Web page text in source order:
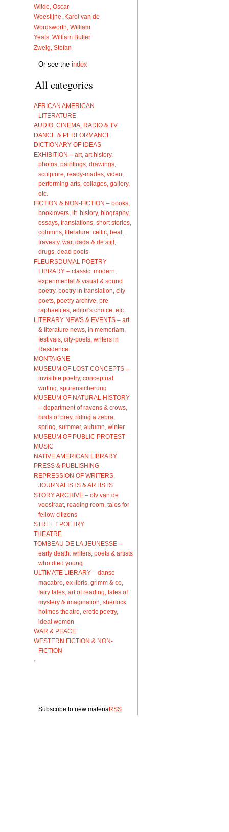
Wilde, Oscar
Woestijne, Karel van de
Wordsworth, William
Yeats, William Butler
Zweig, Stefan
Or see the index
All categories
AFRICAN AMERICAN
LITERATURE
AUDIO, CINEMA, RADIO & TV
DANCE & PERFORMANCE
DICTIONARY OF IDEAS
EXHIBITION – art, art history,
photos, paintings, drawings,
sculpture, ready-mades, video,
performing arts, collages, gallery,
etc.
FICTION & NON-FICTION – books,
booklovers, lit. history, biography,
essays, translations, short stories,
columns, literature: celtic, beat,
travesty, war, dada & de stijl,
drugs, dead poets
FLEURSDUMAL POETRY
LIBRARY – classic, modern,
experimental & visual & sound
poetry, poetry in translation, city
poets, poetry archive, pre-
raphaelites, editor's choice, etc.
LITERARY NEWS & EVENTS – art
& literature news, in memoriam,
festivals, city-poets, writers in
Residence
MONTAIGNE
MUSEUM OF LOST CONCEPTS –
invisible poetry, conceptual
writing, spurensicherung
MUSEUM OF NATURAL HISTORY
– department of ravens & crows,
birds of prey, riding a zebra,
spring, summer, autumn, winter
MUSEUM OF PUBLIC PROTEST
MUSIC
NATIVE AMERICAN LIBRARY
PRESS & PUBLISHING
REPRESSION OF WRITERS,
JOURNALISTS & ARTISTS
STORY ARCHIVE – olv van de
veestraat, reading room, tales for
fellow citizens
STREET POETRY
THEATRE
TOMBEAU DE LA JEUNESSE –
early death: writers, poets & artists
who died young
ULTIMATE LIBRARY – danse
macabre, ex libris, grimm & co,
fairy tales, art of reading, tales of
mystery & imagination, sherlock
holmes theatre, erotic poetry,
ideal women
WAR & PEACE
WESTERN FICTION & NON-
FICTION
·
Subscribe to new material:RSS